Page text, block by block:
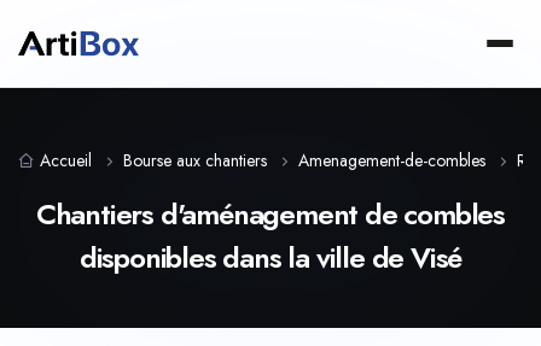
Accueil Bourse aux chantiers Amenagement-de-combles
Chantiers d'aménagement de combles
disponibles dans la ville de Visé